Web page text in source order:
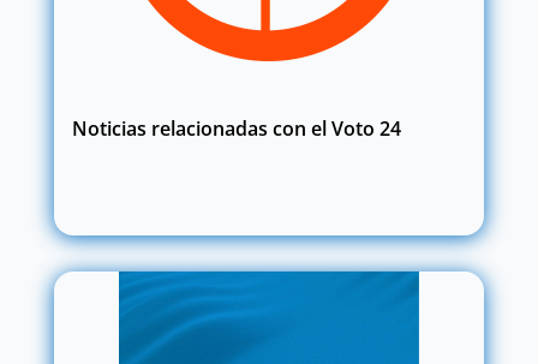
Noticias relacionadas con el Voto 24